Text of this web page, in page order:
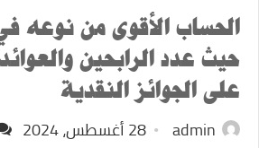
الحساب الأقوى من نوعه
حيث عدد الرابحين
على الجوائز النقدية
admin 28 أغسطس، 2024